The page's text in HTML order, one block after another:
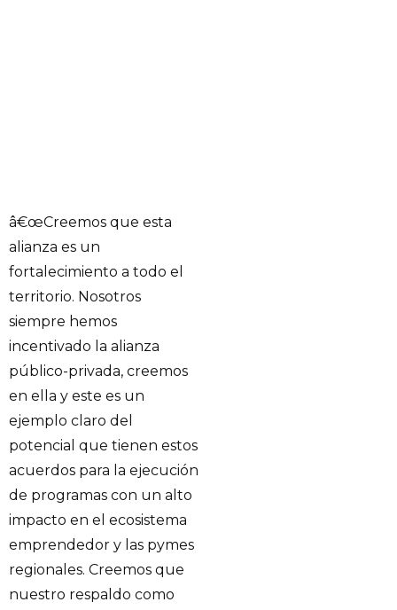
â€œCreemos que esta
alianza es un
fortalecimiento a todo el
territorio. Nosotros
siempre hemos
incentivado la alianza
público-privada, creemos
en ella y este es un
ejemplo claro del
potencial que tienen estos
acuerdos para la ejecución
de programas con un alto
impacto en el ecosistema
emprendedor y las pymes
regionales. Creemos que
nuestro respaldo como